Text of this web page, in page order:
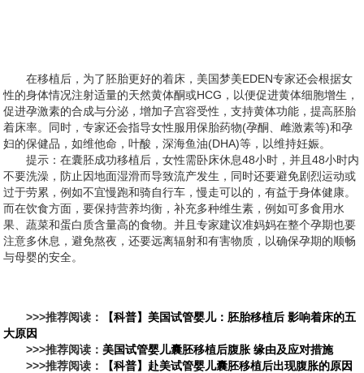
在移植后，为了胚胎更好的着床，美国梦美EDEN专家还会根据女
性的身体情况注射适量的天然黄体酮或HCG，以便促进黄体细胞增生，
促进孕激素的合成与分泌，增加子宫容受性，支持黄体功能，提高胚胎
着床率。同时，专家还会指导女性服用保胎药物(孕酮、雌激素等)和孕
妇的保健品，如维他命，叶酸，深海鱼油(DHA)等，以维持妊娠。
提示：在囊胚成功移植后，女性需卧床休息48小时，并且48小时内
不要洗澡，防止因地面湿滑而导致流产发生，同时还要避免剧烈运动或
过于劳累，例如不宜慢跑和骑自行车，慢走可以的，有益于身体健康。
而在饮食方面，要保持营养均衡，补充多种维生素，例如可多食用水
果、蔬菜和蛋白质含量高的食物。并且专家建议准妈妈在整个孕期也要
注意多休息，避免熬夜，还要远离辐射和有害物质，以确保孕期的顺畅
与母婴的安全。
>>>推荐阅读：
【科普】美国试管婴儿：胚胎移植后 影响着床的五
大原因
>>>推荐阅读： 美国试管婴儿囊胚移植后腹胀 缘由及应对措施
>>>推荐阅读：
【科普】赴美试管婴儿囊胚移植后出现腹胀的原因